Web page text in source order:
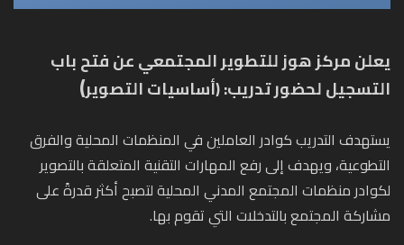
يعلن مركز هوز للتطوير المجتمعي عن فتح باب
التسجيل لحضور تدريب:(أساسيات التصوير)
يستهدف التدريب كوادر العاملين في المنظمات المحلية والفرق
التطوعية، ويهدف إلى رفع المهارات التقنية المتعلقة بالتصوير
لكوادر منظمات المجتمع المدني المحلية لتصبح أكثر قدرةً على
مشاركة المجتمع بالتدخلات التي تقوم بها.